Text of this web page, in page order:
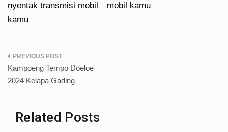
nyentak transmisi mobil
kamu
mobil kamu
Post
navigation
Kampoeng Tempo Doeloe
2024 Kelapa Gading
Related Posts